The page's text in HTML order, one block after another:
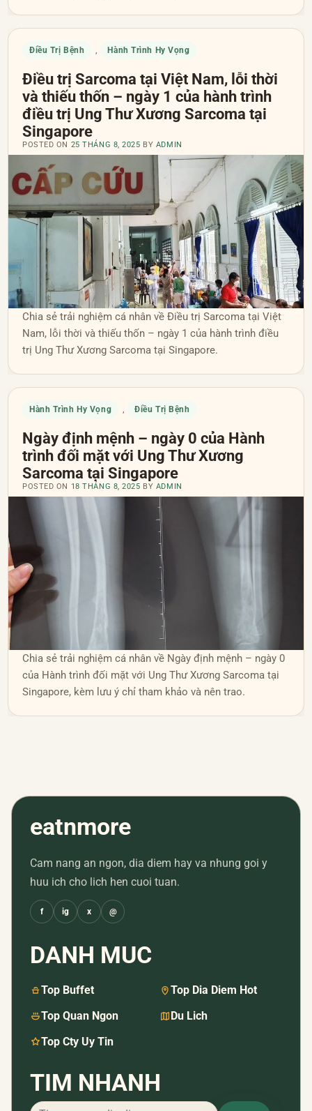
Điều Trị Bệnh , Hành Trình Hy Vọng
Điều trị Sarcoma tại Việt Nam, lỗi thời
và thiếu thốn – ngày 1 của hành trình
điều trị Ung Thư Xương Sarcoma tại
Singapore
POSTED ON 25 THÁNG 8, 2025 BY ADMIN
Chia sẻ trải nghiệm cá nhân về Điều trị Sarcoma tại Việt
Nam, lỗi thời và thiếu thốn – ngày 1 của hành trình điều
trị Ung Thư Xương Sarcoma tại Singapore.
Hành Trình Hy Vọng , Điều Trị Bệnh
Ngày định mệnh – ngày 0 của Hành
trình đối mặt với Ung Thư Xương
Sarcoma tại Singapore
POSTED ON 18 THÁNG 8, 2025 BY ADMIN
Chia sẻ trải nghiệm cá nhân về Ngày định mệnh – ngày 0
của Hành trình đối mặt với Ung Thư Xương Sarcoma tại
Singapore, kèm lưu ý chỉ tham khảo và nên trao.
eatnmore
Cam nang an ngon, dia diem hay va nhung goi y
huu ich cho lich hen cuoi tuan.
f ig x @
DANH MUC
Top Buffet
Top Dia Diem Hot
Top Quan Ngon
Du Lich
Top Cty Uy Tin
TIM NHANH